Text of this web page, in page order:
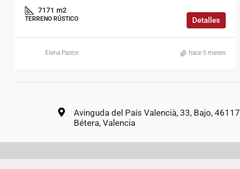
7171 m2
TERRENO RÚSTICO Detalles
Elena Pastor hace 5 meses
Avinguda del País Valencià, 33, Bajo, 46117
Bétera, Valencia